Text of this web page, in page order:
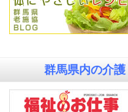
群馬県内の介護